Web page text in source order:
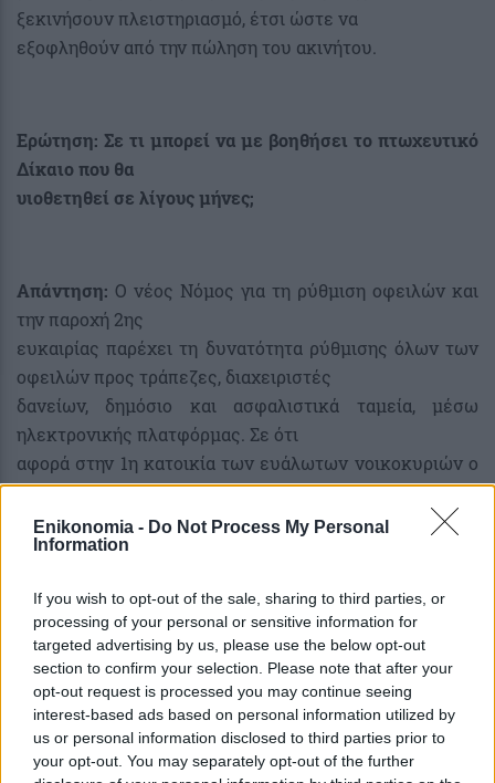
Enikonomia - Do Not Process My Personal
Information
If you wish to opt-out of the sale, sharing to third parties, or
processing of your personal or sensitive information for
targeted advertising by us, please use the below opt-out
section to confirm your selection. Please note that after your
opt-out request is processed you may continue seeing
interest-based ads based on personal information utilized by
us or personal information disclosed to third parties prior to
your opt-out. You may separately opt-out of the further
ξεκινήσουν πλειστηριασμό, έτσι ώστε να
εξοφληθούν από την πώληση του ακινήτου.
Ερώτηση: Σε τι μπορεί να με βοηθήσει το πτωχευτικό
Δίκαιο που θα
υιοθετηθεί σε λίγους μήνες;
Απάντηση: Ο νέος Νόμος για τη ρύθμιση οφειλών και
την παροχή 2ης
ευκαιρίας παρέχει τη δυνατότητα ρύθμισης όλων των
οφειλών προς τράπεζες, διαχειριστές
δανείων, δημόσιο και ασφαλιστικά ταμεία, μέσω
ηλεκτρονικής πλατφόρμας. Σε ότι
αφορά στην 1η κατοικία των ευάλωτων νοικοκυριών ο
Νόμος προβλέπει
Κρατική επιδότηση των δανείων 1ης κατοικίας για 5
έτη. Η διαδικασία
μεσαίες και μεγάλες επιχειρήσεις προβλέπεται
και η διαδικασία της εξυγίανσης, όπου ρυθμίζονται
όλες οι οφειλές προς όλους
τους πιστωτές, κατόπιν σύνταξης ειδικής έκθεσης από
οικονομικό εμπειρογνώμονα,
συμφωνίας της πλειοψηφίας των πιστωτών και